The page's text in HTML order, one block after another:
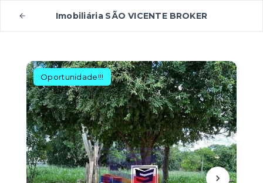
Imobiliária SÃO VICENTE BROKER
Oportunidade!!!